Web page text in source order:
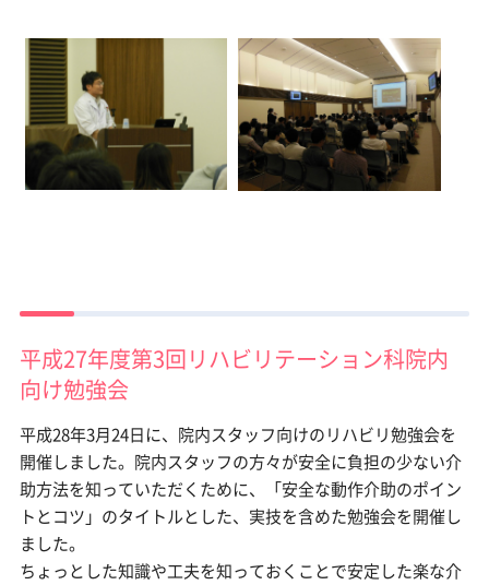
平成27年度第3回リハビリテーション科院内
向け勉強会
平成28年3月24日に、院内スタッフ向けのリハビリ勉強会を
開催しました。院内スタッフの方々が安全に負担の少ない介
助方法を知っていただくために、「安全な動作介助のポイン
トとコツ」のタイトルとした、実技を含めた勉強会を開催し
ました。
ちょっとした知識や工夫を知っておくことで安定した楽な介